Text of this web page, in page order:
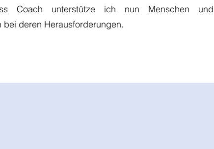
Coach unterstütze ich nun Menschen und
bei deren Herausforderungen.